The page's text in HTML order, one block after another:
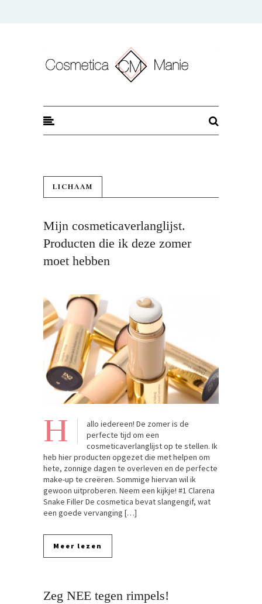
CosmeticaManie
LICHAAM
Mijn cosmeticaverlanglijst.
Producten die ik deze zomer
moet hebben
H
allo iedereen! De zomer is de
perfecte tijd om een
cosmeticaverlanglijst op te stellen. Ik
heb hier producten opgezet die met helpen om
hete, zonnige dagen te overleven en de perfecte
make-up te creëren. Sommige hiervan wil ik
gewoon uitproberen. Neem een kijkje! #1 Clarena
Snake Filler De cosmetica bevat slangengif, wat
een goede vervanging […]
Meer lezen
Zeg NEE tegen rimpels!